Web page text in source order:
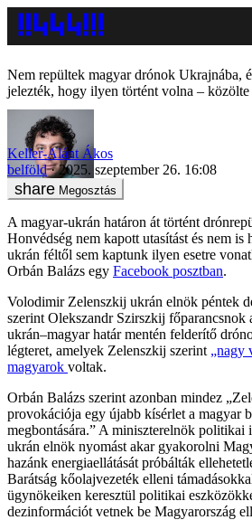
Nem repültek magyar drónok Ukrajnába,
jelezték, hogy ilyen történt volna –
Keller-Alánt Ákos
belföld
2025. szeptember 26. 16:08
Megosztás
A magyar-ukrán határon át történt
Honvédség nem kapott utasítást és nem
ukrán féltől sem kaptunk ilyen esetre
Orbán Balázs egy Facebook posztban.
Volodimir Zelenszkij ukrán elnök péntek
szerint Olekszandr Szirszkij főparancsnok
ukrán–magyar határ mentén felderítő
légteret, amelyek Zelenszkij szerint „nagy
magyarok voltak.
Orbán Balázs szerint azonban mindez
provokációja egy újabb kísérlet a magyar
megbontására.” A miniszterelnök politikai
ukrán elnök nyomást akar gyakorolni
hazánk energiaellátását próbálták
Barátság kőolajvezeték elleni
ügynökeiken keresztül politikai
dezinformációt vetnek be Magyarország